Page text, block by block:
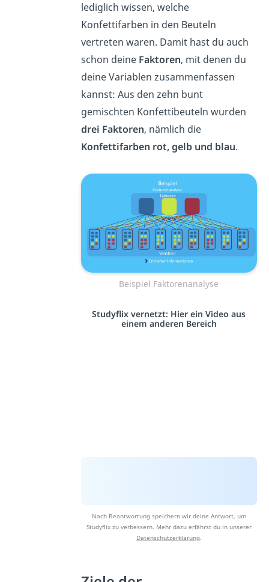
lediglich wissen, welche
Konfettifarben in den Beuteln
vertreten waren. Damit hast du auch
schon deineFaktoren, mit denen du
deine Variablen zusammenfassen
kannst: Aus den zehn bunt
gemischten Konfettibeuteln wurden
drei Faktoren, nämlich die
Konfettifarben rot, gelb und blau.
Beispiel Faktorenanalyse
Studyflix vernetzt: Hier ein Video aus
einem anderen Bereich
Nach Beantwortung speichern wir deine Antwort, um
Studyflix zu verbessern. Mehr dazu erfährst du in unserer
Datenschutzerklärung.